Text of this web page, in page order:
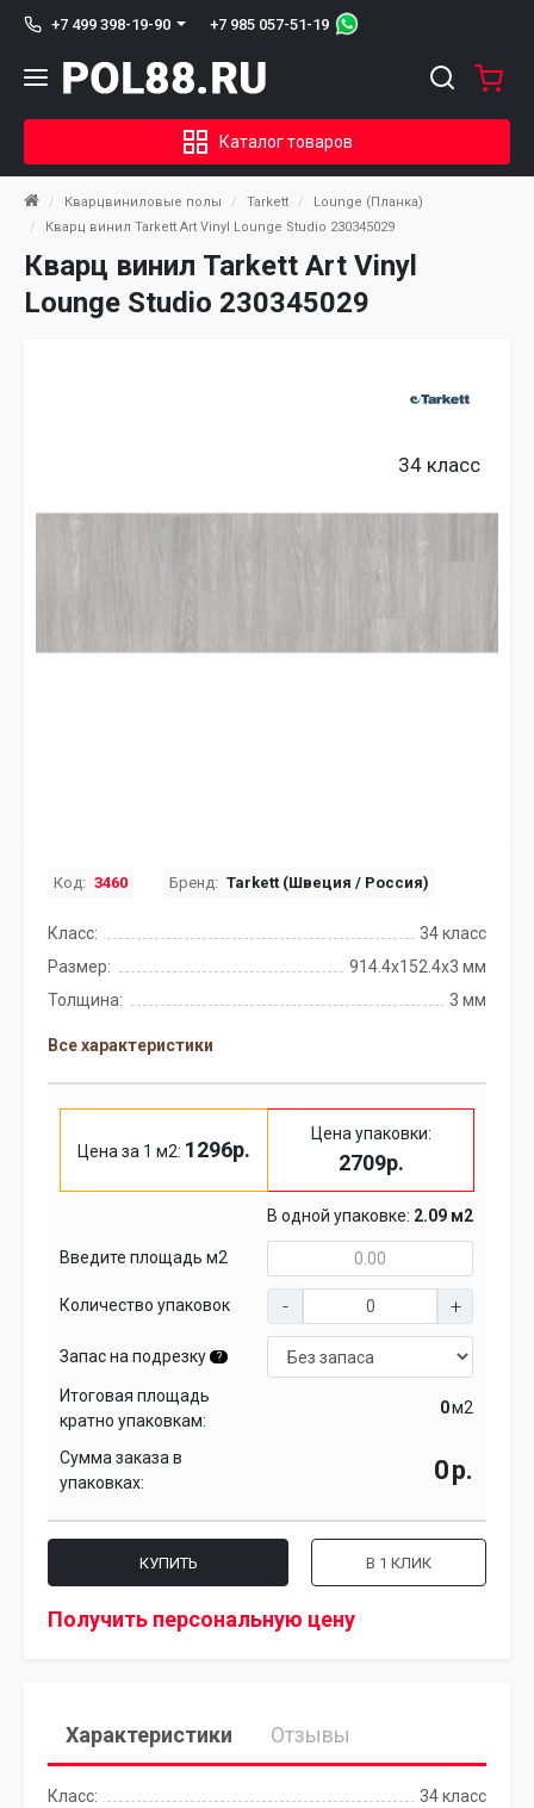
+7 499 398-19-90 +7 985 057-51-19
Каталог товаров
Кварцвиниловые полы Tarkett
Lounge (Планка)
Кварц винил Tarkett Art Vinyl Lounge Studio 230345029
Кварц винил Tarkett Art Vinyl
Lounge Studio 230345029
34 класс
Код: 3460 Бренд: Tarkett (Швеция / Россия)
Класс:
34 класс
Размер:
914.4x152.4х3 мм
Толщина:
3 мм
Все характеристики
Цена за 1 м2: 1296р.
Цена упаковки:
2709р.
В одной упаковке: 2.09 м2
Введите площадь м2
Количество упаковок
Запас на подрезку ?
Итоговая площадь
кратно упаковкам:
м2
Сумма заказа в
упаковках:
р.
КУПИТЬ В 1 КЛИК
Получить персональную цену
Характеристики Отзывы
Класс:
34 класс